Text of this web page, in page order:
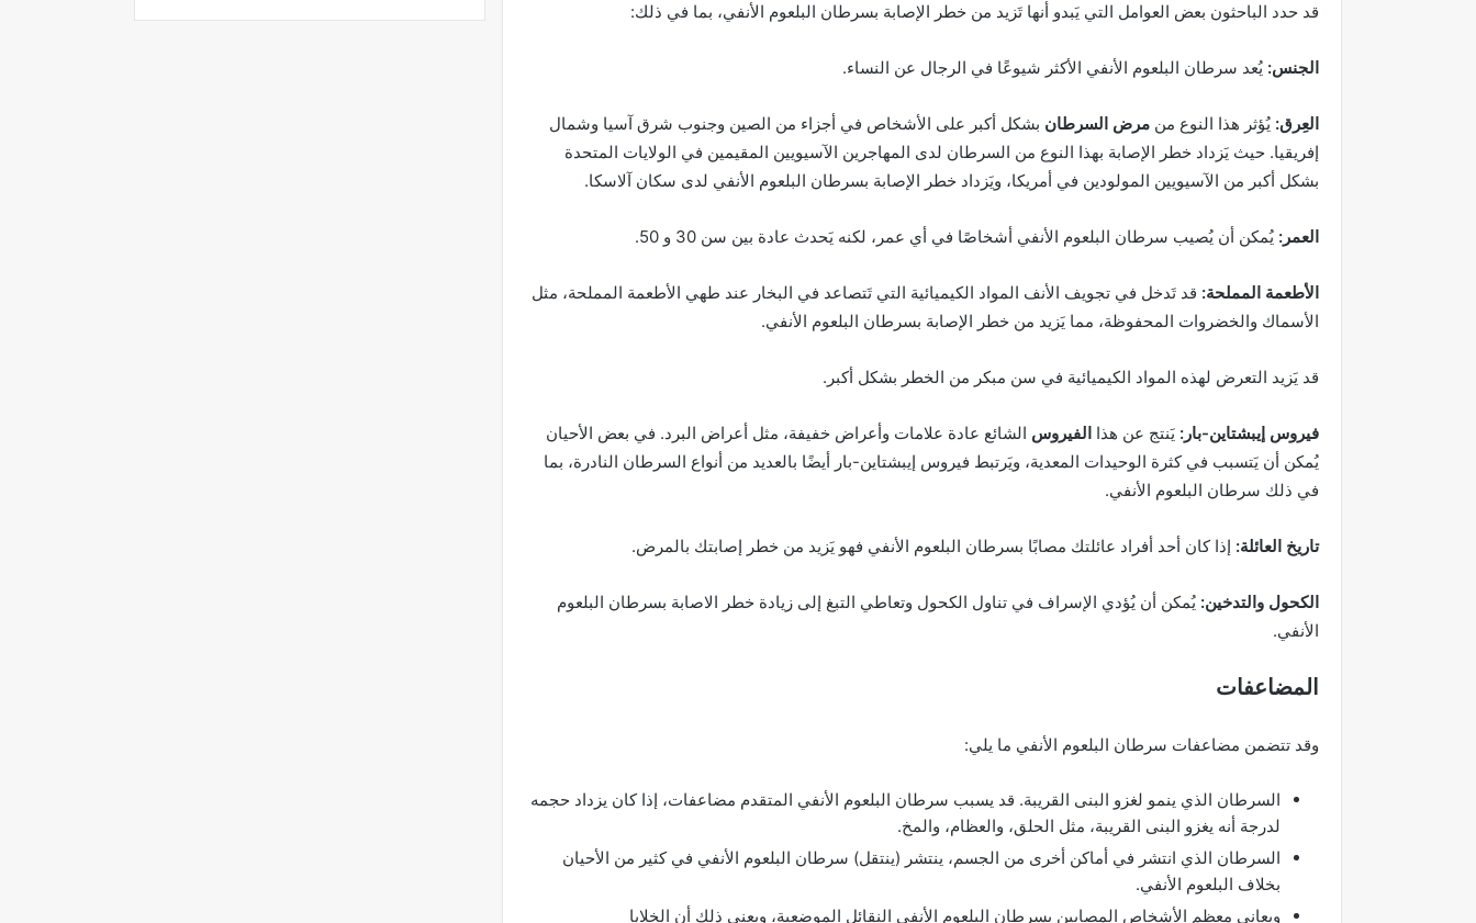
قد حدد الباحثون بعض العوامل التي يَبدو أنها تَزيد من خطر الإصابة بسرطان البلعوم الأنفي، بما في ذلك:
الجنس: يُعد سرطان البلعوم الأنفي الأكثر شيوعًا في الرجال عن النساء.
العِرق: يُؤثر هذا النوع من مرض السرطان بشكل أكبر على الأشخاص في أجزاء من الصين وجنوب شرق آسيا وشمال
إفريقيا. حيث يَزداد خطر الإصابة بهذا النوع من السرطان لدى المهاجرين الآسيويين المقيمين في الولايات المتحدة
بشكل أكبر من الآسيويين المولودين في أمريكا، ويَزداد خطر الإصابة بسرطان البلعوم الأنفي لدى سكان آلاسكا.
العمر: يُمكن أن يُصيب سرطان البلعوم الأنفي أشخاصًا في أي عمر، لكنه يَحدث عادة بين سن 30 و 50.
الأطعمة المملحة: قد تَدخل في تجويف الأنف المواد الكيميائية التي تَتصاعد في البخار عند طهي الأطعمة المملحة، مثل
الأسماك والخضروات المحفوظة، مما يَزيد من خطر الإصابة بسرطان البلعوم الأنفي.
قد يَزيد التعرض لهذه المواد الكيميائية في سن مبكر من الخطر بشكل أكبر.
فيروس إيبشتاين-بار: يَنتج عن هذا الفيروس الشائع عادة علامات وأعراض خفيفة، مثل أعراض البرد. في بعض الأحيان
يُمكن أن يَتسبب في كثرة الوحيدات المعدية، ويَرتبط فيروس إيبشتاين-بار أيضًا بالعديد من أنواع السرطان النادرة، بما
في ذلك سرطان البلعوم الأنفي.
تاريخ العائلة: إذا كان أحد أفراد عائلتك مصابًا بسرطان البلعوم الأنفي فهو يَزيد من خطر إصابتك بالمرض.
الكحول والتدخين: يُمكن أن يُؤدي الإسراف في تناول الكحول وتعاطي التبغ إلى زيادة خطر الاصابة بسرطان البلعوم
الأنفي.
المضاعفات
وقد تتضمن مضاعفات سرطان البلعوم الأنفي ما يلي:
السرطان الذي ينمو لغزو البنى القريبة. قد يسبب سرطان البلعوم الأنفي المتقدم مضاعفات، إذا كان يزداد حجمه
لدرجة أنه يغزو البنى القريبة، مثل الحلق، والعظام، والمخ.
السرطان الذي انتشر في أماكن أخرى من الجسم، ينتشر (ينتقل) سرطان البلعوم الأنفي في كثير من الأحيان
بخلاف البلعوم الأنفي.
ويعاني معظم الأشخاص المصابين بسرطان البلعوم الأنفي النقائل الموضعية، ويعني ذلك أن الخلايا